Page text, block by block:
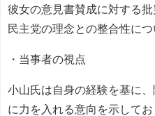
彼女の意見書賛成に対する
民主党の理念との整合性に
・当事者の視点
小山氏は自身の経験を基に
に力を入れる意向を示して